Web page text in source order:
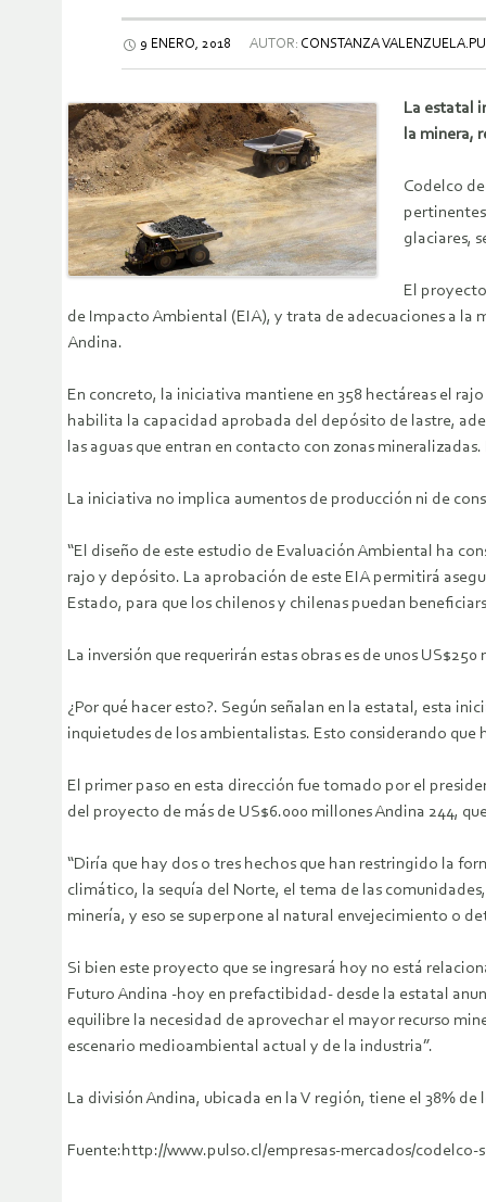
9 ENERO, 2018 AUTOR: CONSTANZA
La estatal
la minera,
Codelco
glaciares,
El
de Impacto Ambiental (EIA), y trata de adecuaciones a la
Andina.
En concreto, la iniciativa mantiene en 358 hectáreas el
habilita la capacidad aprobada del depósito de lastre,
las aguas que entran en contacto con zonas
La iniciativa no implica aumentos de producción ni de
“El diseño de este estudio de Evaluación Ambiental ha
rajo y depósito. La aprobación de este EIA permitirá
Estado, para que los chilenos y chilenas puedan
La inversión que requerirán estas obras es de unos
¿Por qué hacer esto?. Según señalan en la estatal, esta
inquietudes de los ambientalistas. Esto considerando que
El primer paso en esta dirección fue tomado por el
del proyecto de más de US$6.000 millones Andina 244,
“Diría que hay dos o tres hechos que han restringido la
climático, la sequía del Norte, el tema de las
minería, y eso se superpone al natural envejecimiento o
Si bien este proyecto que se ingresará hoy no está
Futuro Andina -hoy en prefactibidad- desde la estatal
equilibre la necesidad de aprovechar el mayor recurso
escenario medioambiental actual y de la industria”.
La división Andina, ubicada en la V región, tiene el 38% de
Fuente:http://www.pulso.cl/empresas-mercados/